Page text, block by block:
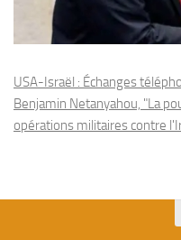
USA-Israël : Échanges
Benjamin Netanyahou, "La
opérations militaires contre